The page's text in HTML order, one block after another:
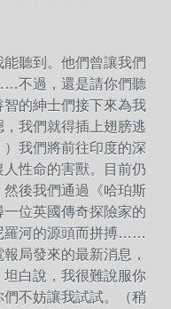
聽到。他們曾讓我們
不過，還是請你們聽
的紳士們接下來為我
我們就得插上翅膀逃
我們將前往印度的深
性命的害獸。目前仍
後我們通過《哈珀斯
位英國傳奇探險家的
羅河的源頭而拼搏……
局發來的最新消息，
白說，我很難說服你
不妨讓我試試。（稍